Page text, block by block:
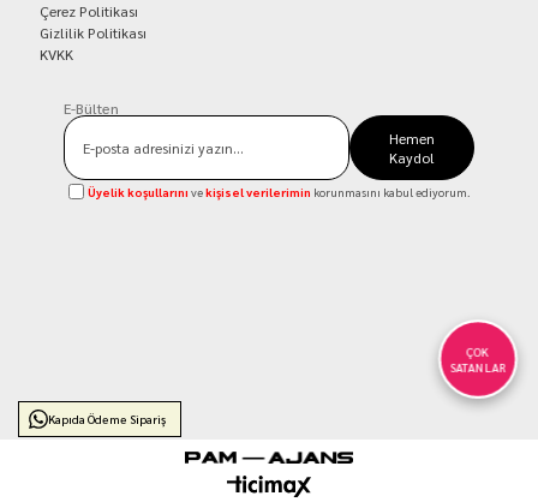
Çerez Politikası
Gizlilik Politikası
KVKK
E-Bülten
Hemen
Kaydol
Üyelik koşullarını vekişisel verilerimin korunmasını kabul ediyorum.
Kapıda Ödeme Sipariş
ÇOK
SATANLAR